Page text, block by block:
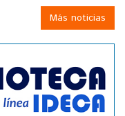
Más noticias